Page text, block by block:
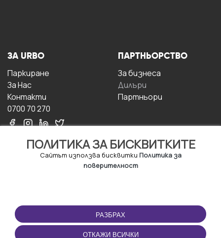
ПОЛИТИКА ЗА БИСКВИТКИТЕ
Сайтът използва бисквитки Политика за
поверителност
РАЗБРАХ
ОТКАЖИ ВСИЧКИ
ЗА URBO
Паркиране
За Hас
Контакти
0700 70 270
ПАРТНЬОРСТВО
За бизнесa
Дилъри
Партньори
ПОЛЗВАНЕ
Правила и условия за
ползване
ПРИЛОЖЕНИЕТО